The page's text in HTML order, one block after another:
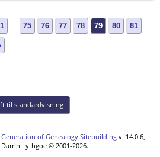
... 75 76 77 78 79 80 81
til standardvisning
Generation of Genealogy Sitebuildingv. 14.0.6,
Lythgoe © 2001-2026.